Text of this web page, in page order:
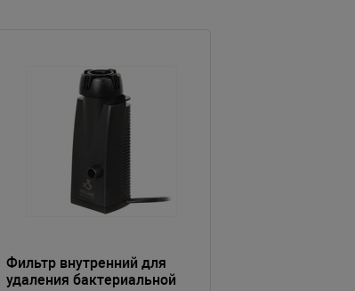
Фильтр внутренний для
удаления бактериальной